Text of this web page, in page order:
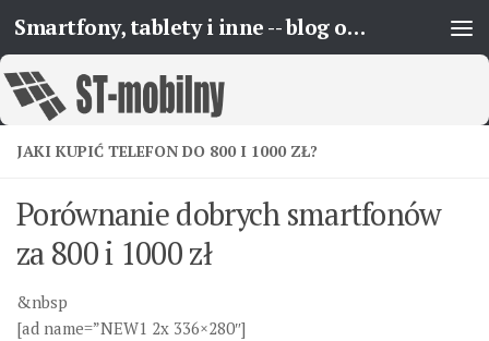
Skip to content Smartfony, tablety i inne -- blog o urządzeniach mobilnych
JAKI KUPIĆ TELEFON DO 800 I 1000 ZŁ?
Porównanie dobrych smartfonów
za 800 i 1000 zł
&nbsp
[ad name=”NEW1 2x 336×280″]